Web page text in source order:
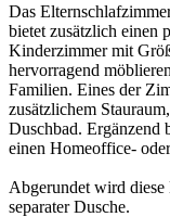
Das
bietet zusätzlich einen
Kinderzimmer mit
hervorragend
Familien. Eines der
zusätzlichem
Duschbad. Ergänzend
einen Homeoffice-
Abgerundet wird
separater Dusche.